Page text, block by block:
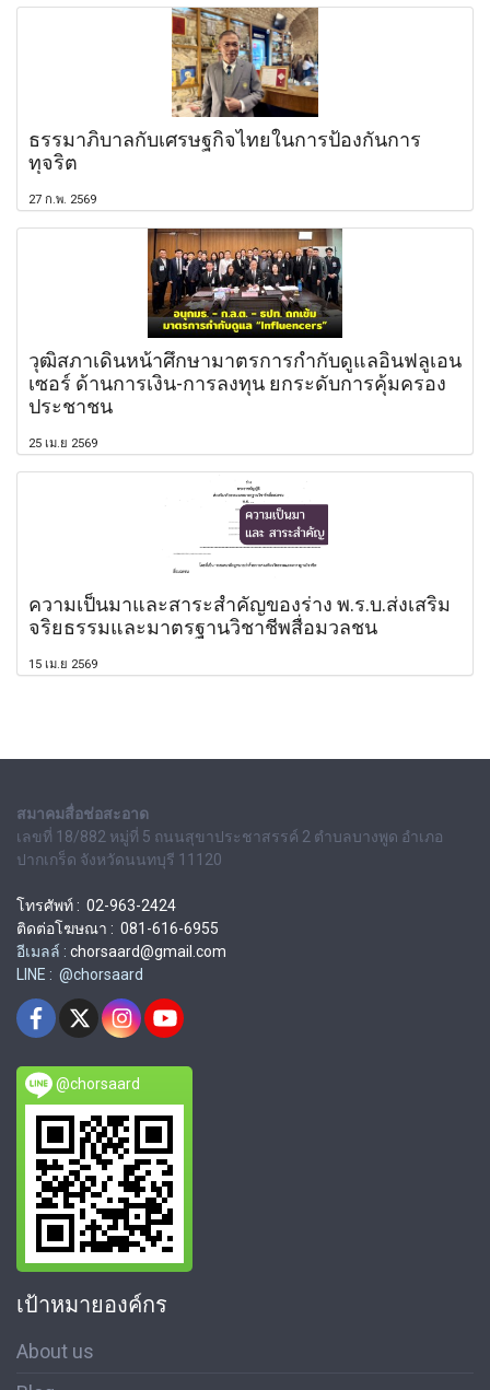
ธรรมาภิบาลกับเศรษฐกิจไทยในการป้องกันการ
ทุจริต
27 ก.พ. 2569
วุฒิสภาเดินหน้าศึกษามาตรการกำกับดูแลอินฟลูเอน
เซอร์ ด้านการเงิน-การลงทุน ยกระดับการคุ้มครอง
ประชาชน
25 เม.ย 2569
ความเป็นมาและสาระสำคัญของร่าง พ.ร.บ.ส่งเสริม
จริยธรรมและมาตรฐานวิชาชีพสื่อมวลชน
15 เม.ย 2569
สมาคมสื่อช่อสะอาด
เลขที่ 18/882 หมู่ที่ 5 ถนนสุขาประชาสรรค์ 2 ตำบลบางพูด อำเภอ
ปากเกร็ด จังหวัดนนทบุรี 11120
โทรศัพท์ : 02-963-2424
ติดต่อโฆษณา : 081-616-6955
อีเมลล์ : chorsaard@gmail.com
LINE : @chorsaard
@chorsaard
เป้าหมายองค์กร
About us